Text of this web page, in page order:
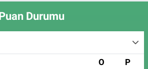
Durumu
O P